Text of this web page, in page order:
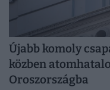
Újabb komoly
közben
Oroszországba